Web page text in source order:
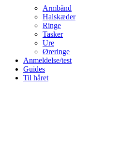
Armbånd
Halskæder
Ringe
Tasker
Ure
Øreringe
Anmeldelse/test
Guides
Til håret